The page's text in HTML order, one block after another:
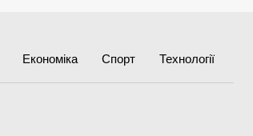
Економіка Спорт Технології